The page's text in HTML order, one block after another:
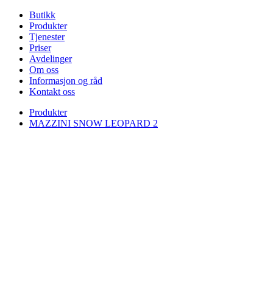
Butikk
Produkter
Tjenester
Priser
Avdelinger
Om oss
Informasjon og råd
Kontakt oss
Produkter
MAZZINI SNOW LEOPARD 2